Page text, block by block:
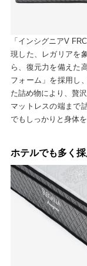
「インシグニアV
現した、レガリアを
ら、復元力を備えた
フォーム」を採用し
た詰め物により、贅
マットレスの端まで
でもしっかりと身体
ホテルでも多く